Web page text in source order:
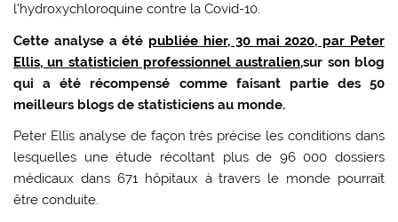
l’hydroxychloroquine contre la Covid-10.
Cette analyse a été publiée hier, 30 mai 2020, par Peter
Ellis, un statisticien professionnel australien,sur son blog
qui a été récompensé comme faisant partie des 50
meilleurs blogs de statisticiens au monde.
Peter Ellis analyse de façon très précise les conditions dans
lesquelles une étude récoltant plus de 96 000 dossiers
médicaux dans 671 hôpitaux à travers le monde pourrait
être conduite.